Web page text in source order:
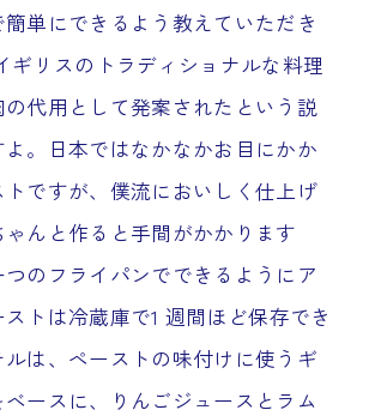
単にできるよう教えていただき
ギリスのトラディショナルな料理
の代用として発案されたという説
。日本ではなかなかお目にかか
ですが、僕流においしく仕上げ
んと作ると手間がかかります
のフライパンでできるようにア
トは冷蔵庫で1 週間ほど保存でき
ルは、ペーストの味付けに使うギ
ースに、りんごジュースとラム